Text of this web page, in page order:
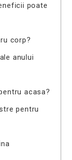
poate
corp?
anului
acasa?
pentru